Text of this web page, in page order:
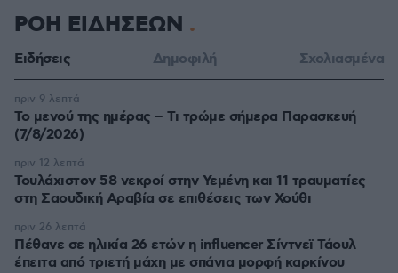
ΡΟΗ ΕΙΔΗΣΕΩΝ
Ειδήσεις Δημοφιλή Σχολιασμένα
Το μενού της ημέρας – Τι τρώμε σήμερα Παρασκευή
(7/8/2026)
πριν 9 λεπτά
Τουλάχιστον 58 νεκροί στην Υεμένη και 11 τραυματίες
στη Σαουδική Αραβία σε επιθέσεις των Χούθι
πριν 12 λεπτά
Πέθανε σε ηλικία 26 ετών η influencer Σίντνεϊ Τάουλ
έπειτα από τριετή μάχη με σπάνια μορφή καρκίνου
πριν 26 λεπτά